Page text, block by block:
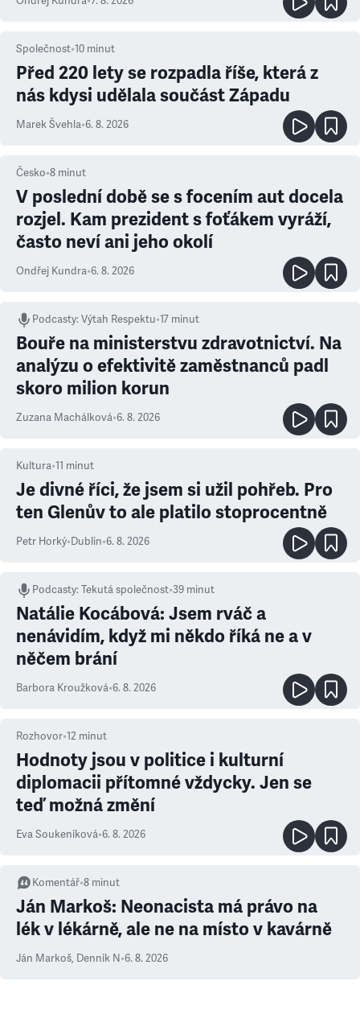
Společnost•10 minut
Před 220 lety se rozpadla říše, která z
nás kdysi udělala součást Západu
Marek Švehla•6. 8. 2026
Česko•8 minut
V poslední době se s focením aut docela
rozjel. Kam prezident s foťákem vyráží,
často neví ani jeho okolí
Ondřej Kundra•6. 8. 2026
Podcasty:Výtah Respektu•17 minut
Bouře na ministerstvu zdravotnictví. Na
analýzu o efektivitě zaměstnanců padl
skoro milion korun
Zuzana Machálková•6. 8. 2026
Kultura•11 minut
Je divné říci, že jsem si užil pohřeb. Pro
ten Glenův to ale platilo stoprocentně
Petr Horký•Dublin•6. 8. 2026
Podcasty:Tekutá společnost•39 minut
Natálie Kocábová: Jsem rváč a
nenávidím, když mi někdo říká ne a v
něčem brání
Barbora Kroužková•6. 8. 2026
Rozhovor•12 minut
Hodnoty jsou v politice i kulturní
diplomacii přítomné vždycky. Jen se
teď možná změní
Eva Soukeníková•6. 8. 2026
Komentář•8 minut
Ján Markoš: Neonacista má právo na
lék v lékárně, ale ne na místo v kavárně
Ján Markoš, Denník N•6. 8. 2026